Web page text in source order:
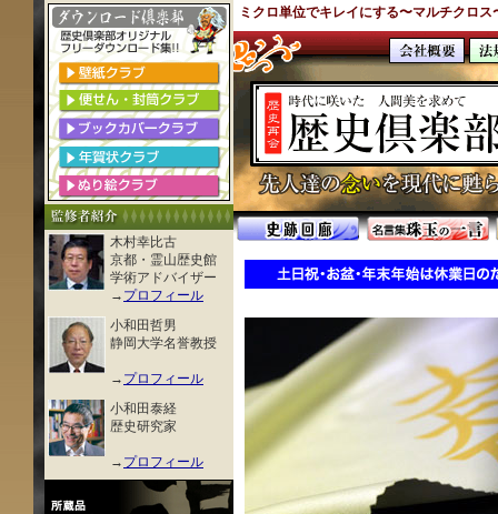
木村幸比古
京都・霊山歴史館
学術アドバイザー
→ プロフィール
小和田哲男
静岡大学名誉教授
→ プロフィール
小和田泰経
歴史研究家
→ プロフィール
ミクロ単位でキレイにする〜マルチクロス